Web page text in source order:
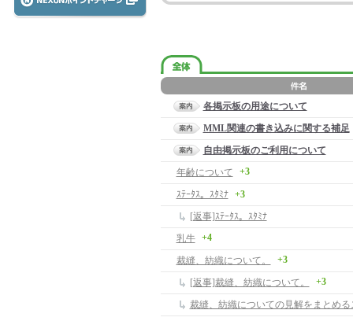
各掲示板の用途について
MML関連の書き込みに関する補足
自由掲示板のご利用について
年齢について
+3
ｽﾃｰﾀｽ。ｽﾀﾐﾅ
+3
[返事]ｽﾃｰﾀｽ。ｽﾀﾐﾅ
乳牛
+4
裁縫、紡織について。 +3
[返事]裁縫、紡織について。 +3
裁縫、紡織についての見解をまとめる